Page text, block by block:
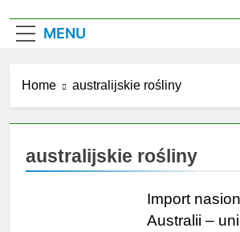
MENU
Home australijskie rośliny
australijskie rośliny
Import
Australii –